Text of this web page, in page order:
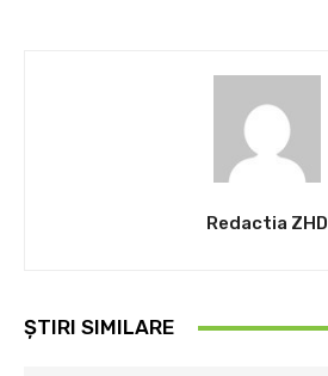
Redactia ZHD
ȘTIRI SIMILARE